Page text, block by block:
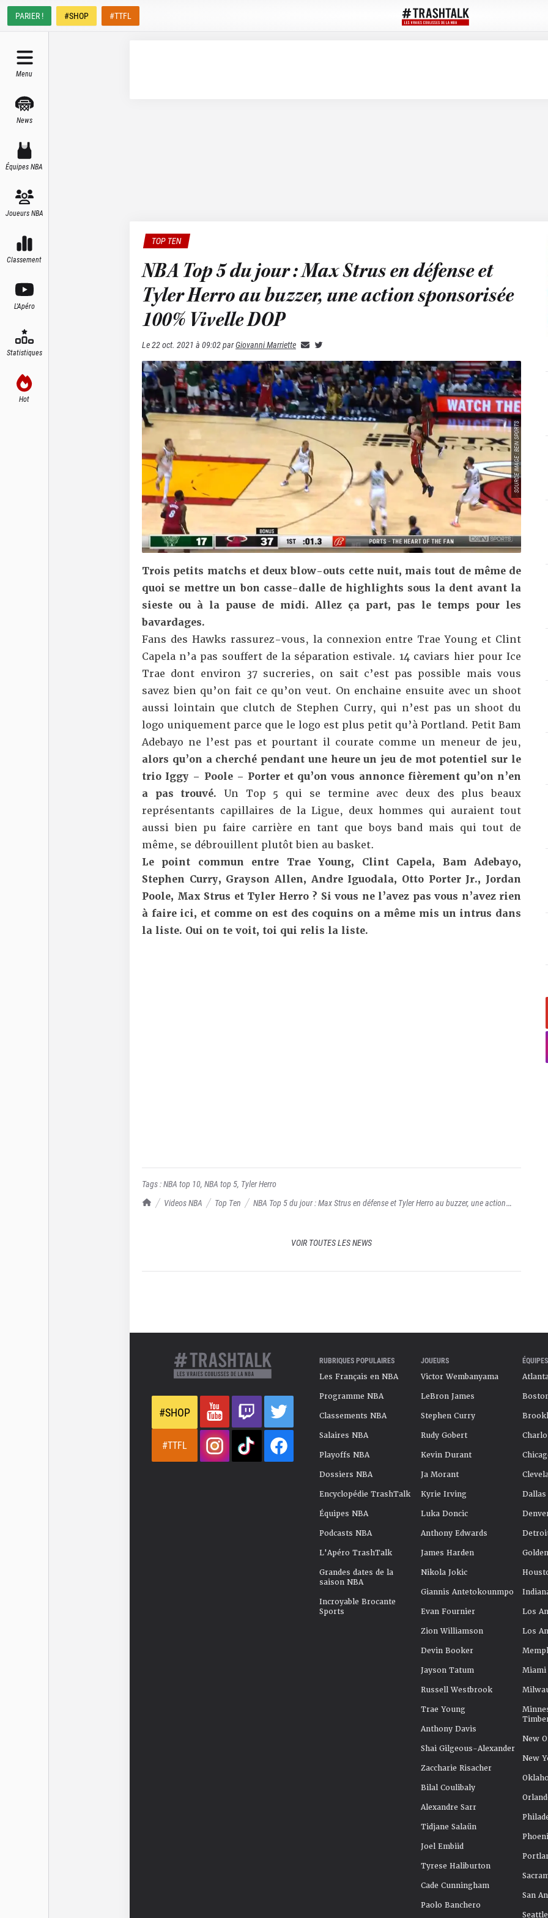
PARIER ! #SHOP #TTFL
Menu
News
Équipes NBA
Joueurs NBA
Classement
L'Apéro
Statistiques
Hot
TrashTalk Actu NBA
Videos NBA Top Ten
NBA Top 5 du jour : Max Strus en défense et Tyler Herro au buzzer, une action
TOP TEN
NBA Top 5 du jour : Max Strus en défense et
Tyler Herro au buzzer, une action sponsorisée
100% Vivelle DOP
Le22 oct. 2021 à 09:02parGiovanni Marriette
SOURCE IMAGE : BEIN SPORTS
Trois petits matchs et deux blow-outs cette nuit, mais tout de même de
quoi se mettre un bon casse-dalle de highlights sous la dent avant la
sieste ou à la pause de midi. Allez ça part, pas le temps pour les
bavardages.
Fans des Hawks rassurez-vous, la connexion entre Trae Young et Clint
Capela n’a pas souffert de la séparation estivale. 14 caviars hier pour Ice
Trae dont environ 37 sucreries, on sait c’est pas possible mais vous
savez bien qu’on fait ce qu’on veut. On enchaine ensuite avec un shoot
aussi lointain que clutch de Stephen Curry, qui n’est pas un shoot du
logo uniquement parce que le logo est plus petit qu’à Portland. Petit Bam
Adebayo ne l’est pas et pourtant il courate comme un meneur de jeu,
alors qu’on a cherché pendant une heure un jeu de mot potentiel sur le
trio Iggy – Poole – Porter et qu’on vous annonce fièrement qu’on n’en
a pas trouvé. Un Top 5 qui se termine avec deux des plus beaux
représentants capillaires de la Ligue, deux hommes qui auraient tout
aussi bien pu faire carrière en tant que boys band mais qui tout de
même, se débrouillent plutôt bien au basket.
Le point commun entre Trae Young, Clint Capela, Bam Adebayo,
Stephen Curry, Grayson Allen, Andre Iguodala, Otto Porter Jr., Jordan
Poole, Max Strus et Tyler Herro ? Si vous ne l’avez pas vous n’avez rien
à faire ici, et comme on est des coquins on a même mis un intrus dans
la liste. Oui on te voit, toi qui relis la liste.
Tags :NBA top 10, NBA top 5, Tyler Herro
VOIR TOUTES LES NEWS
#SHOP
#TTFL
RUBRIQUES POPULAIRES
Les Français en NBA
Programme NBA
Classements NBA
Salaires NBA
Playoffs NBA
Dossiers NBA
Encyclopédie TrashTalk
Équipes NBA
Podcasts NBA
L'Apéro TrashTalk
Grandes dates de la
saison NBA
Incroyable Brocante
Sports
JOUEURS
Victor Wembanyama
LeBron James
Stephen Curry
Rudy Gobert
Kevin Durant
Ja Morant
Kyrie Irving
Luka Doncic
Anthony Edwards
James Harden
Nikola Jokic
Giannis Antetokounmpo
Evan Fournier
Zion Williamson
Devin Booker
Jayson Tatum
Russell Westbrook
Trae Young
Anthony Davis
Shai Gilgeous-Alexander
Zaccharie Risacher
Bilal Coulibaly
Alexandre Sarr
Tidjane Salaün
Joel Embiid
Tyrese Haliburton
Cade Cunningham
Paolo Banchero
ÉQUIPES
Los
Los
Miami
New
New
San